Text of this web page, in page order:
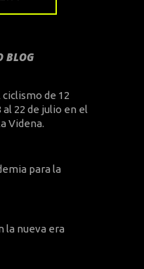
BLOG
de 12
22 de julio en el
Videna.
para la
la nueva era